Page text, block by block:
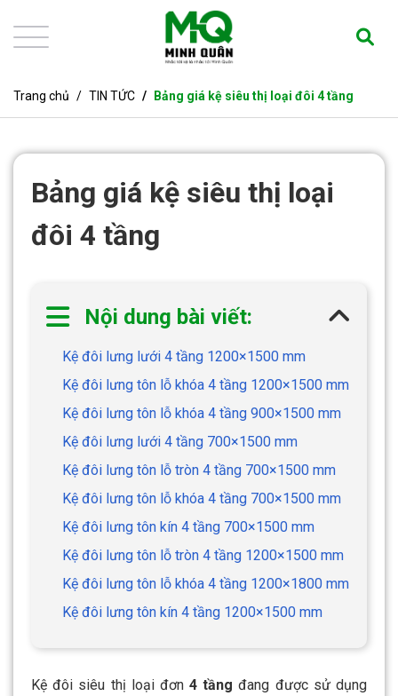
Trang chủ TIN TỨC Bảng giá kệ siêu thị loại đôi 4 tầng
Bảng giá kệ siêu thị loại
đôi 4 tầng
Nội dung bài viết:
Kệ đôi lưng lưới 4 tầng 1200×1500 mm
Kệ đôi lưng tôn lỗ khóa 4 tầng 1200×1500 mm
Kệ đôi lưng tôn lỗ khóa 4 tầng 900×1500 mm
Kệ đôi lưng lưới 4 tầng 700×1500 mm
Kệ đôi lưng tôn lỗ tròn 4 tầng 700×1500 mm
Kệ đôi lưng tôn lỗ khóa 4 tầng 700×1500 mm
Kệ đôi lưng tôn kín 4 tầng 700×1500 mm
Kệ đôi lưng tôn lỗ tròn 4 tầng 1200×1500 mm
Kệ đôi lưng tôn lỗ khóa 4 tầng 1200×1800 mm
Kệ đôi lưng tôn kín 4 tầng 1200×1500 mm
Kệ đôi siêu thị loại đơn4 tầng đang được sử dụng